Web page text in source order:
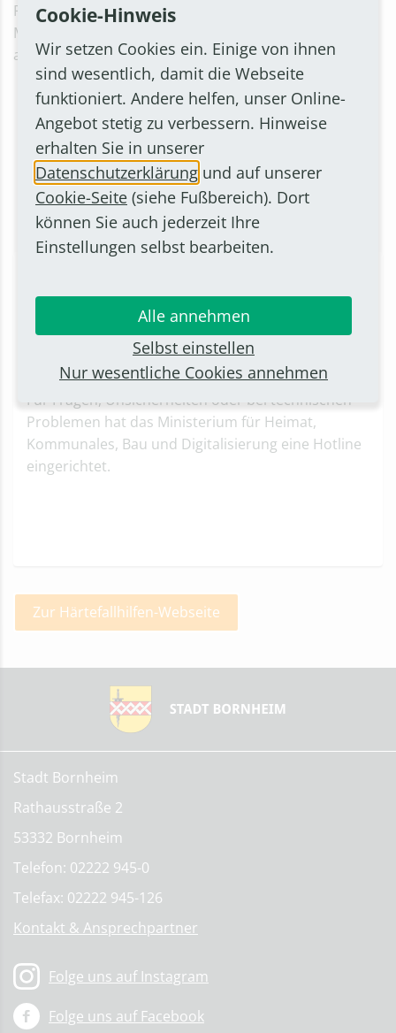
Prozent der über diese Verdopplung hinausgehenden
Mehrkosten erstattet werden. Die Antragsfrist endet
am 20. Oktober 2023.
HÄRTEFALLHILFEN-HOTLINE
0211 86184040
Für Fragen, Unsicherheiten oder bei technischen
Problemen hat das Ministerium für Heimat,
Kommunales, Bau und Digitalisierung eine Hotline
eingerichtet.
Zur Härtefallhilfen-Webseite
Stadt Bornheim
Rathausstraße 2
53332 Bornheim
Telefon: 02222 945-0
Telefax: 02222 945-126
Kontakt & Ansprechpartner
Folge uns auf Instagram
Folge uns auf Facebook
Cookie-Hinweis
Wir setzen Cookies ein. Einige von ihnen
sind wesentlich, damit die Webseite
funktioniert. Andere helfen, unser Online-
Angebot stetig zu verbessern. Hinweise
erhalten Sie in unserer
Datenschutzerklärung und auf unserer
Cookie-Seite (siehe Fußbereich). Dort
können Sie auch jederzeit Ihre
Einstellungen selbst bearbeiten.
Alle annehmen
Selbst einstellen
Nur wesentliche Cookies annehmen